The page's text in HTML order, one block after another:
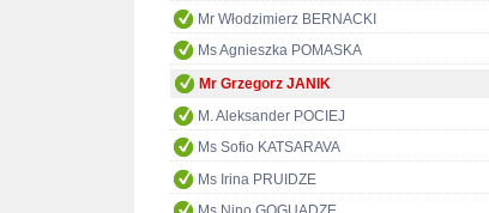
Mr Włodzimierz BERNACKI
Ms Agnieszka POMASKA
Mr Grzegorz JANIK
M. Aleksander POCIEJ
Ms Sofio KATSARAVA
Ms Irina PRUIDZE